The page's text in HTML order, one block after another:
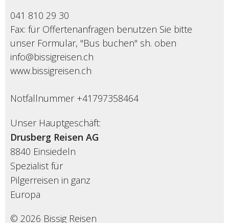
041 810 29 30
Fax: für Offertenanfragen benutzen Sie bitte
unser Formular, "Bus buchen" sh. oben
info@bissigreisen.ch
www.bissigreisen.ch
Notfallnummer +41797358464
Unser Hauptgeschäft:
Drusberg Reisen AG
8840 Einsiedeln
Spezialist für
Pilgerreisen in ganz
Europa
© 2026 Bissig Reisen